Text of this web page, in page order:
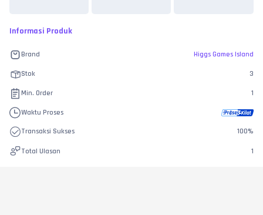
Informasi Produk
Brand Higgs Games Island
Stok 3
Min. Order 1
Waktu Proses
Transaksi Sukses 100%
Total Ulasan 1